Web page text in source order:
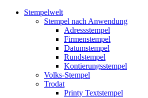
Stempelwelt
Stempel nach Anwendung
Adressstempel
Firmenstempel
Datumstempel
Rundstempel
Kontierungsstempel
Volks-Stempel
Trodat
Printy Textstempel